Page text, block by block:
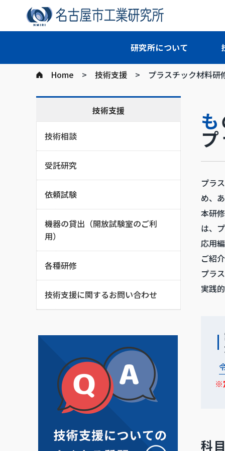
研究所について
Home 技術支援 プラスチック材料研
プラ
め、
本研
は、
応用
ご紹
プラ
実践
※
科
技術支援
技術相談
受託研究
依頼試験
機器の貸出（開放試験室のご利
用）
各種研修
技術支援に関するお問い合わせ